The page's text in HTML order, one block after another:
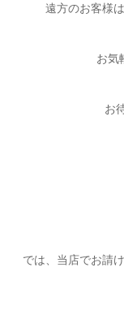
遠方のお客様
お気
お
では、当店でお請